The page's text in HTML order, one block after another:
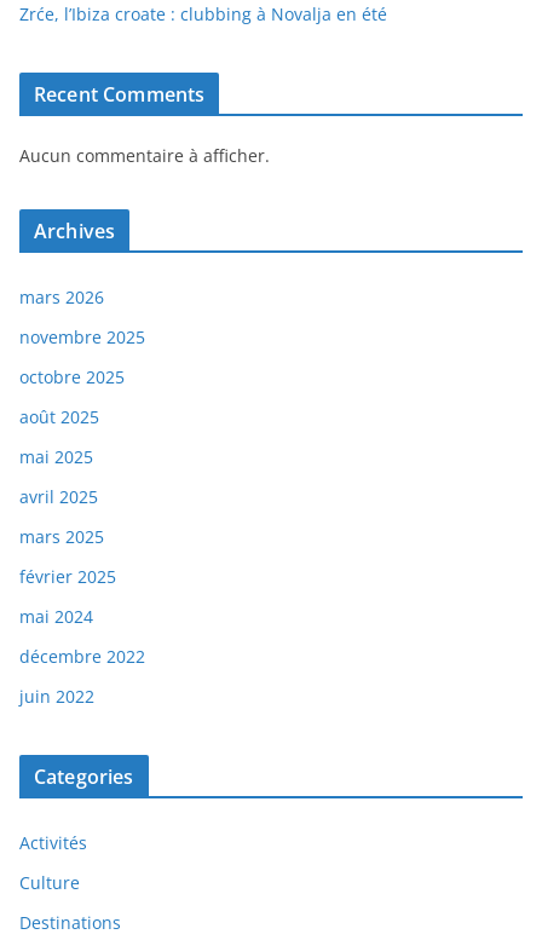
Zrće, l’Ibiza croate : clubbing à Novalja en été
Recent Comments
Aucun commentaire à afficher.
Archives
mars 2026
novembre 2025
octobre 2025
août 2025
mai 2025
avril 2025
mars 2025
février 2025
mai 2024
décembre 2022
juin 2022
Categories
Activités
Culture
Destinations